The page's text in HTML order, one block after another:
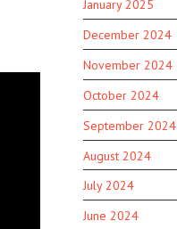
January 2025
December 2024
November 2024
October 2024
September 2024
August 2024
July 2024
June 2024